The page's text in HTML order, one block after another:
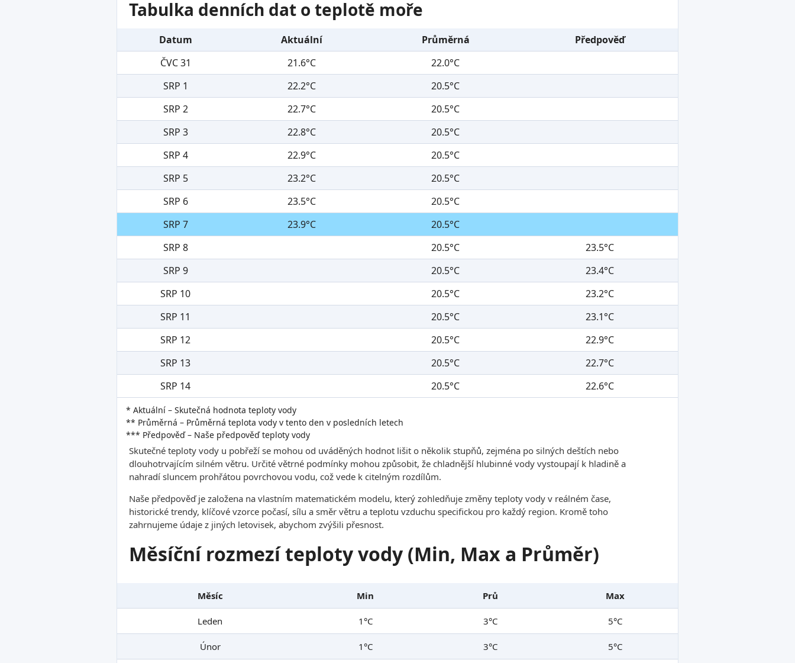
Tabulka denních dat o teplotě moře
Datum Aktuální Průměrná
Předpověď
ČVC 31
21.6°C
22.0°C
SRP 1
22.2°C
20.5°C
SRP 2
22.7°C
20.5°C
SRP 3
22.8°C
20.5°C
SRP 4
22.9°C
20.5°C
SRP 5
23.2°C
20.5°C
SRP 6
23.5°C
20.5°C
SRP 7
23.9°C
20.5°C
SRP 8
20.5°C
23.5°C
SRP 9
20.5°C
23.4°C
SRP 10
20.5°C
23.2°C
SRP 11
20.5°C
23.1°C
SRP 12
20.5°C
22.9°C
SRP 13
20.5°C
22.7°C
SRP 14
20.5°C 22.6°C
* Aktuální – Skutečná hodnota teploty vody
** Průměrná – Průměrná teplota vody v tento den v posledních letech
*** Předpověď – Naše předpověď teploty vody
Skutečné teploty vody u pobřeží se mohou od uváděných hodnot lišit o několik stupňů, zejména po silných deštích nebo
dlouhotrvajícím silném větru. Určité větrné podmínky mohou způsobit, že chladnější hlubinné vody vystoupají k hladině a
nahradí sluncem prohřátou povrchovou vodu, což vede k citelným rozdílům.
Naše předpověď je založena na vlastním matematickém modelu, který zohledňuje změny teploty vody v reálném čase,
historické trendy, klíčové vzorce počasí, sílu a směr větru a teplotu vzduchu specifickou pro každý region. Kromě toho
zahrnujeme údaje z jiných letovisek, abychom zvýšili přesnost.
Měsíční rozmezí teploty vody (Min, Max a Průměr)
Měsíc Min Prů Max
Leden 1°C 3°C 5°C
Únor 1°C 3°C 5°C